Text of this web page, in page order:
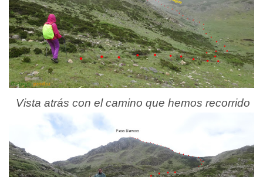
Vista atrás con el camino que hemos recorrido